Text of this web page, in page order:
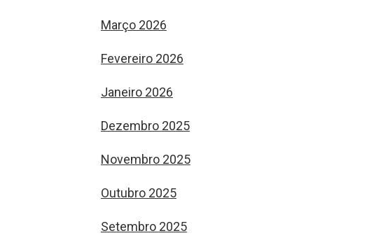
Março 2026
Fevereiro 2026
Janeiro 2026
Dezembro 2025
Novembro 2025
Outubro 2025
Setembro 2025